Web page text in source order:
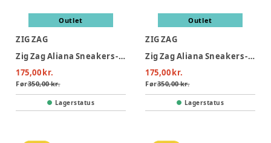
Outlet
ZIG ZAG
Zig Zag Aliana Sneakers - Baritone Blue
175,00 kr.
Før350,00 kr.
Lagerstatus
Outlet
ZIG ZAG
Zig Zag Aliana Sneakers - Woodrose
175,00 kr.
Før350,00 kr.
Lagerstatus